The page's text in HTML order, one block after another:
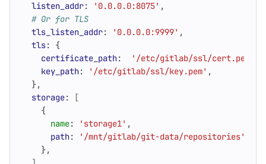
listen_addr: '0.0.0.0:8075' ,
# Or for TLS
tls_listen_addr: '0.0.0.0:9999' ,
tls:
{
certificate_path: '/etc/gitlab/ssl/cert.pem'
key_path: '/etc/gitlab/ssl/key.pem' ,
},
storage:
[
{
name: 'storage1' ,
path: '/mnt/gitlab/git-data/repositories'
},